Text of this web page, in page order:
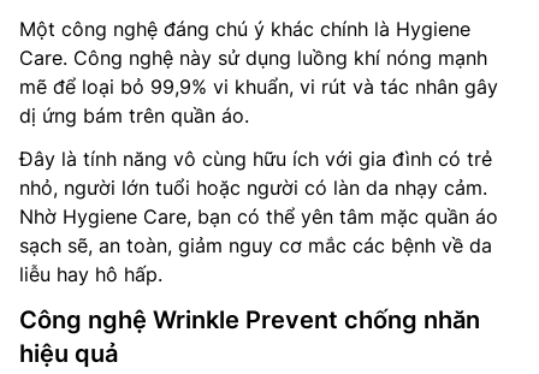
Một công nghệ đáng chú ý khác chính là Hygiene
Care. Công nghệ này sử dụng luồng khí nóng mạnh
mẽ để loại bỏ 99,9% vi khuẩn, vi rút và tác nhân gây
dị ứng bám trên quần áo.
Đây là tính năng vô cùng hữu ích với gia đình có trẻ
nhỏ, người lớn tuổi hoặc người có làn da nhạy cảm.
Nhờ Hygiene Care, bạn có thể yên tâm mặc quần áo
sạch sẽ, an toàn, giảm nguy cơ mắc các bệnh về da
liễu hay hô hấp.
Công nghệ Wrinkle Prevent chống nhăn
hiệu quả